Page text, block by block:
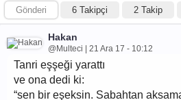
English
Lisans S.S.S.
Gönderi 6 Takipçi 2 Takip
Hakan
@Multeci | 21 Ara 17 - 10:12
Tanri eşşeği yarattı
ve ona dedi ki:
“sen bir eşeksin. Sabahtan